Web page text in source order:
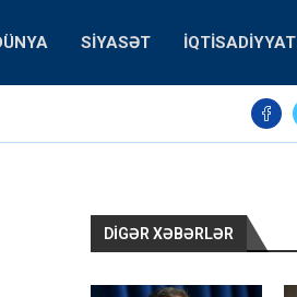
SIYASƏT İQTISADIYYAT
DIGƏR XƏBƏRLƏR